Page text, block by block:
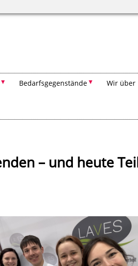
Bedarfsgegenstände Wir über
– und heute